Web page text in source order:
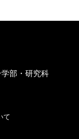
部・研究科
て